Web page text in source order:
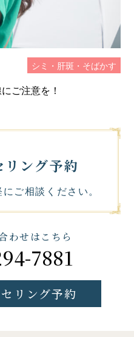
シミ・肝斑・そばかす
ご注意を！
ング予約
ご相談ください。
わせはこちら
7881
リング予約